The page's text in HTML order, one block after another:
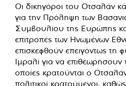
Οι δικηγόροι του Οτσαλάν
για την Πρόληψη των
Συμβουλίου της Ευρώπης
επιτροπές των Ηνωμένων
επισκεφθούν επειγόντως τη
Ιμραλί για να επιθεωρήσουν
οποίες κρατούνται ο
πολιτικοί κρατούμενοι,